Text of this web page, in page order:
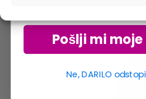
Pošlji mi moje
Ne, DARILO